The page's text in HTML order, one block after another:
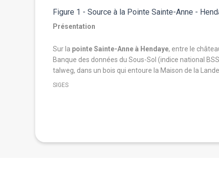
Figure 1 - Source à la Pointe Sainte-Anne -
Présentation
Sur la pointe Sainte-Anne à Hendaye, entre le
Banque des données du Sous-Sol (indice national
talweg, dans un bois qui entoure la Maison de la
SIGES